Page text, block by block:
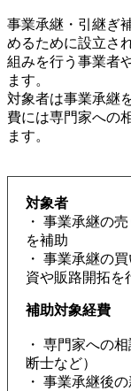
事業承継・引継ぎ
めるために設立さ
組みを行う事業者
ます。
対象者は事業承継
費には専門家への
ます。
対象者
・ 事業承継の
を補助
・ 事業承継の
資や販路開拓を
補助対象経費
・ 専門家への
断士など）
・ 事業承継後